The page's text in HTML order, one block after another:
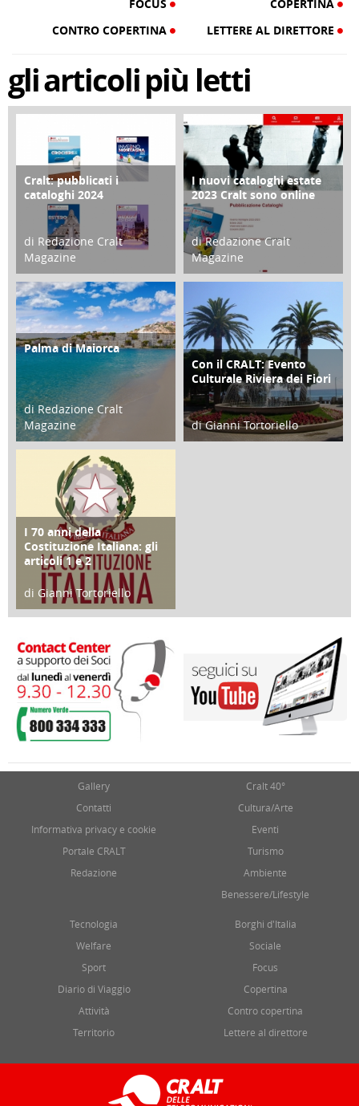
FOCUS
COPERTINA
CONTRO COPERTINA
LETTERE AL DIRETTORE
gliarticolipiù letti
COPERTINA
Cralt: pubblicati i
cataloghi 2024
di Redazione Cralt
Magazine
21 Novembre 2023
CONTRO COPERTINA
I nuovi cataloghi estate
2023 Cralt sono online
di Redazione Cralt
Magazine
07 Marzo 2023
ATTIVITÀ
Palma di Maiorca
di Redazione Cralt
Magazine
25 Giugno 2016
ATTIVITÀ
Con il CRALT: Evento
Culturale Riviera dei Fiori
di Gianni Tortoriello
FOCUS
I 70 anni della
Costituzione Italiana: gli
articoli 1 e 2
di Gianni Tortoriello
17 Marzo 2018
Gallery
Contatti
Informativa privacy e cookie
Portale CRALT
Redazione
Cralt 40°
Cultura/Arte
Eventi
Turismo
Ambiente
Benessere/Lifestyle
Tecnologia
Welfare
Sport
Diario di Viaggio
Attività
Territorio
Borghi d'Italia
Sociale
Focus
Copertina
Contro copertina
Lettere al direttore